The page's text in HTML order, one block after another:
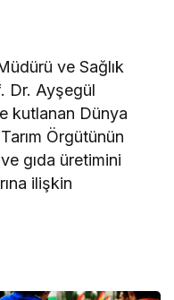
ve Sağlık
Dr. Ayşegül
kutlanan Dünya
Örgütünün
gıda üretimini
ilişkin